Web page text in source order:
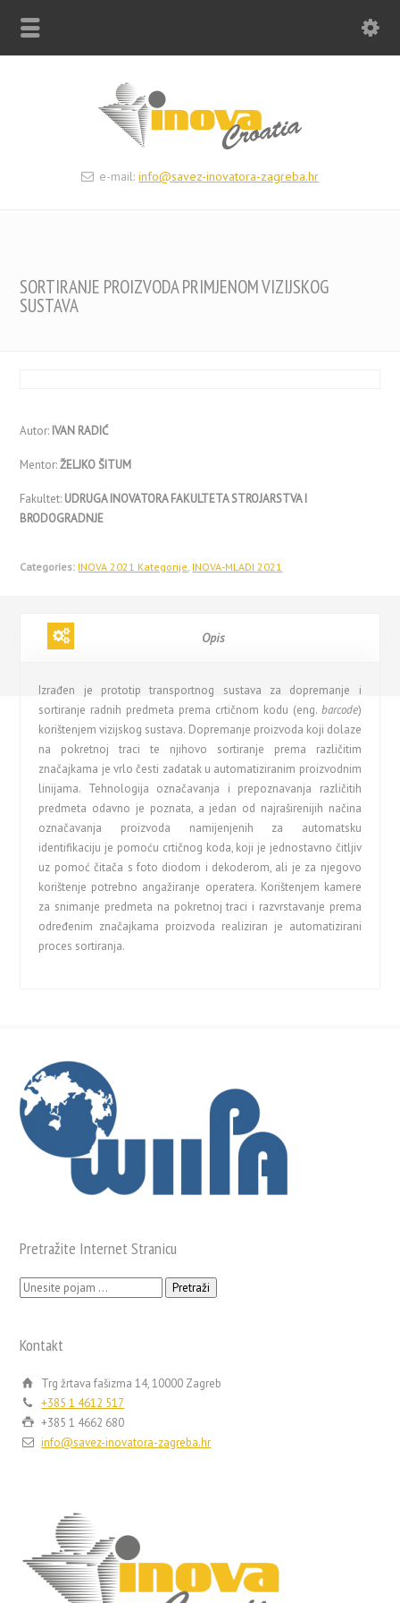
e-mail:info@savez-inovatora-zagreba.hr
SORTIRANJE PROIZVODA PRIMJENOM VIZIJSKOG
SUSTAVA
Autor: IVAN RADIĆ
Mentor:ŽELJKO ŠITUM
Fakultet: UDRUGA INOVATORA FAKULTETA STROJARSTVA I
BRODOGRADNJE
Categories: INOVA 2021 Kategorije, INOVA-MLADI 2021
Opis
Izrađen je prototip transportnog sustava za dopremanje i
sortiranje radnih predmeta prema crtičnom kodu (eng. barcode)
korištenjem vizijskog sustava. Dopremanje proizvoda koji dolaze
na pokretnoj traci te njihovo sortiranje prema različitim
značajkama je vrlo česti zadatak u automatiziranim proizvodnim
linijama. Tehnologija označavanja i prepoznavanja različitih
predmeta odavno je poznata, a jedan od najraširenijih načina
označavanja proizvoda namijenjenih za automatsku
identifikaciju je pomoću crtičnog koda, koji je jednostavno čitljiv
uz pomoć čitača s foto diodom i dekoderom, ali je za njegovo
korištenje potrebno angažiranje operatera. Korištenjem kamere
za snimanje predmeta na pokretnoj traci i razvrstavanje prema
određenim značajkama proizvoda realiziran je automatizirani
proces sortiranja.
Pretražite Internet Stranicu
Pretraži:
Kontakt
Trg žrtava fašizma 14, 10000 Zagreb
+385 1 4612 517
+385 1 4662 680
info@savez-inovatora-zagreba.hr